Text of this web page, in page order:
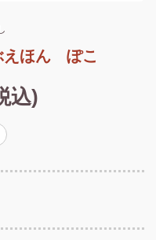
えほん ぽこ
込)